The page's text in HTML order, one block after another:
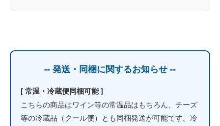
-- 発送・同梱に関するお知らせ --
[ 常温・冷蔵便同梱可能 ]
こちらの商品はワイン等の常温品はもちろん、チーズ
等の冷蔵品（クール便）とも同梱発送が可能です。冷